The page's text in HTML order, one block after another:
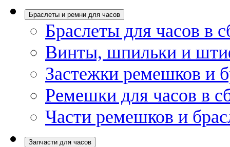
Браслеты и ремни для часов
Браслеты для часов в
Винты, шпильки и
Застежки ремешков и
Ремешки для часов в
Части ремешков и
Запчасти для часов